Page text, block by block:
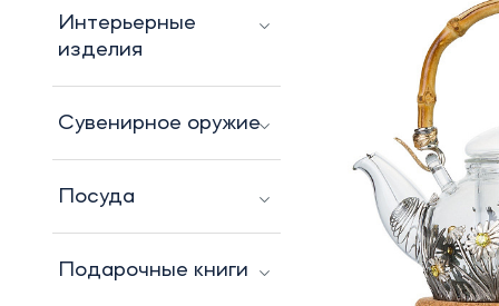
Интерьерные
изделия
Сувенирное оружие
Посуда
Подарочные книги